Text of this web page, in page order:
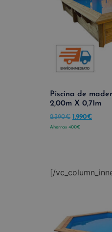
Piscina de
2,00m X 0,71m
2.390€ 1.990€
Ahorras 400€
[/